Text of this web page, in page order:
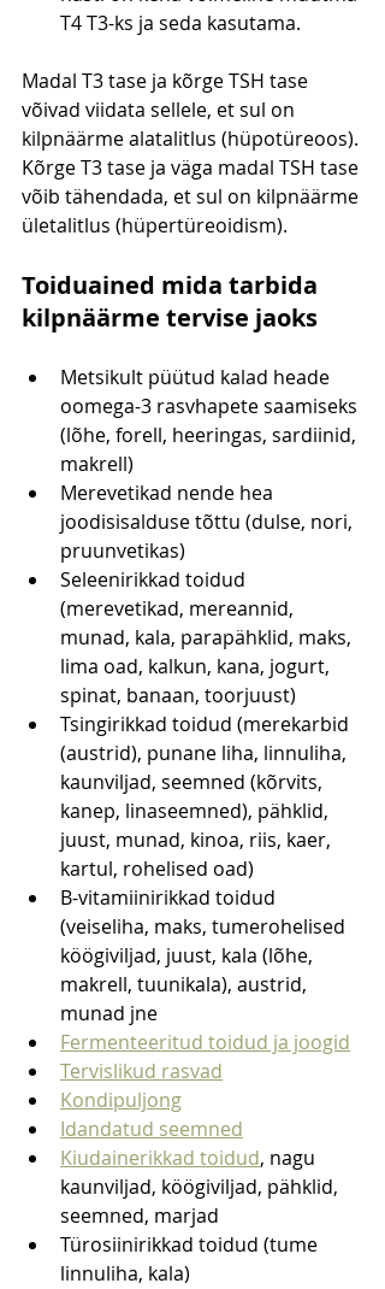
T4 T3-ks ja seda kasutama.
Madal T3 tase ja kõrge TSH tase
võivad viidata sellele, et sul on
kilpnäärme alatalitlus (hüpotüreoos).
Kõrge T3 tase ja väga madal TSH tase
võib tähendada, et sul on kilpnäärme
ületalitlus (hüpertüreoidism).
Toiduained mida tarbida
kilpnäärme tervise jaoks
Metsikult püütud kalad heade
oomega-3 rasvhapete saamiseks
(lõhe, forell, heeringas, sardiinid,
makrell)
Merevetikad nende hea
joodisisalduse tõttu (dulse, nori,
pruunvetikas)
Seleenirikkad toidud
(merevetikad, mereannid,
munad, kala, parapähklid, maks,
lima oad, kalkun, kana, jogurt,
spinat, banaan, toorjuust)
Tsingirikkad toidud (merekarbid
(austrid), punane liha, linnuliha,
kaunviljad, seemned (kõrvits,
kanep, linaseemned), pähklid,
juust, munad, kinoa, riis, kaer,
kartul, rohelised oad)
B-vitamiinirikkad toidud
(veiseliha, maks, tumerohelised
köögiviljad, juust, kala (lõhe,
makrell, tuunikala), austrid,
munad jne
Fermenteeritud toidud ja joogid
Tervislikud rasvad
Kondipuljong
Idandatud seemned
Kiudainerikkad toidud, nagu
kaunviljad, köögiviljad, pähklid,
seemned, marjad
Türosiinirikkad toidud (tume
linnuliha, kala)